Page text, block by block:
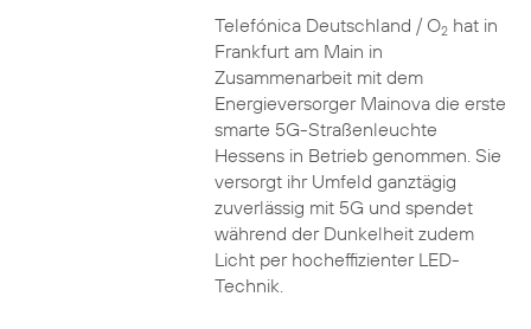
Telefónica Deutschland / O2hat in
Frankfurt am Main in
Zusammenarbeit mit dem
Energieversorger Mainova die erste
smarte 5G-Straßenleuchte
Hessens in Betrieb genommen. Sie
versorgt ihr Umfeld ganztägig
zuverlässig mit 5G und spendet
während der Dunkelheit zudem
Licht per hocheffizienter LED-
Technik.